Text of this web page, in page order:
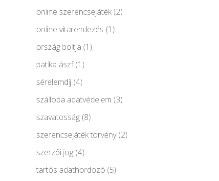
online szerencsejáték(2)
online vitarendezés (1)
ország boltja (1)
patika ászf(1)
sérelemdíj (4)
szálloda adatvédelem (3)
szavatosság (8)
szerencsejáték törvény(2)
szerzői jog (4)
tartós adathordozó (5)